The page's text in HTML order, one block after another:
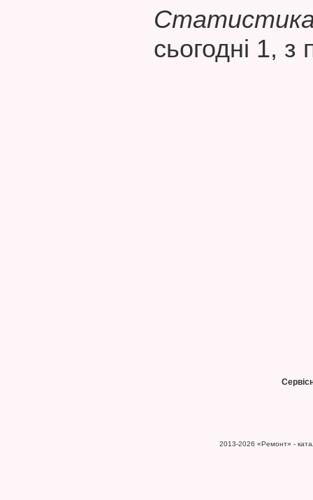
Статистика
сьогодні 1, з
2013-2026 «Ремонт» -